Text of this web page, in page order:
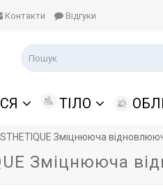
Контакти Відгуки
ТІЛО
Зміцнююча
Зміцнююча